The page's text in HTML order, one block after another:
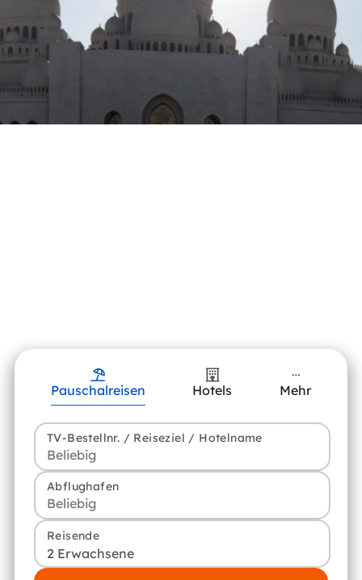
Pauschalreisen Hotels Mehr
TV-Bestellnr. / Reiseziel / Hotelname
Abflughafen
Reisende
2 Erwachsene